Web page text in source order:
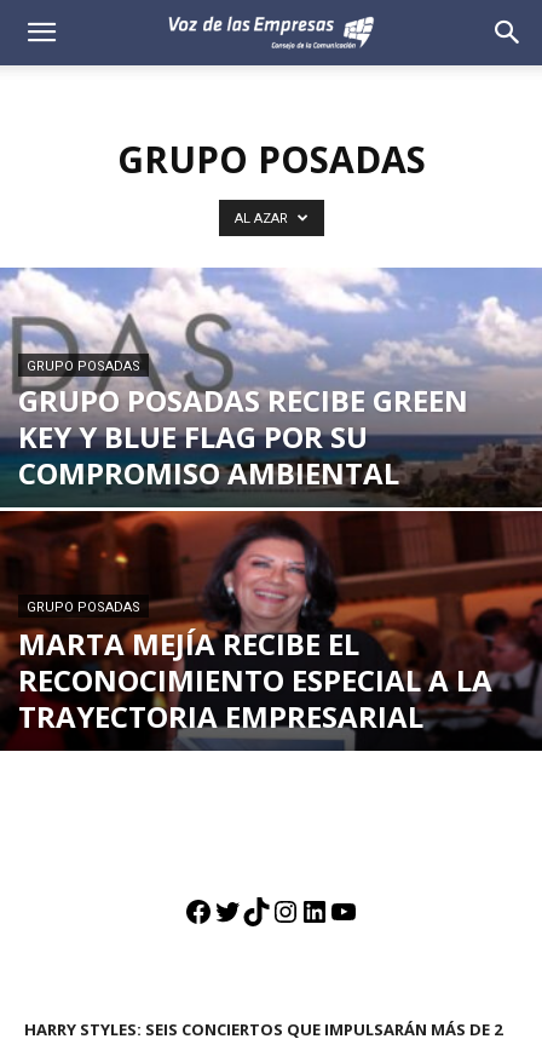
Voz
GRUPO POSADAS
AL AZAR
GRUPO POSADAS
GRUPO POSADAS RECIBE GREEN
KEY Y BLUE FLAG POR SU
COMPROMISO AMBIENTAL
GRUPO POSADAS
MARTA MEJÍA RECIBE EL
RECONOCIMIENTO ESPECIAL A LA
TRAYECTORIA EMPRESARIAL
Facebook
Twitter
TikTok
Instagram
LinkedIn
YouTube
HARRY STYLES: SEIS CONCIERTOS QUE IMPULSARÁN MÁS DE 2